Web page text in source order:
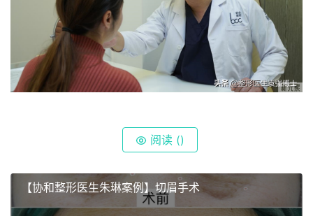
阅读 ()
【协和整形医生朱琳案例】切眉手术